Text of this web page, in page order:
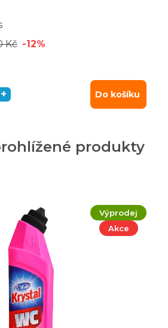
Kč -12%
+ Do košíku
produkty
Výprodej
Akce